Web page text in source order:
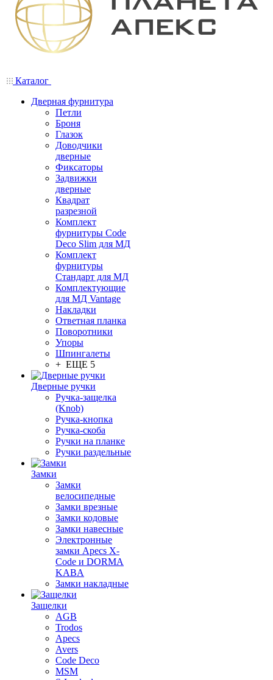
Каталог
Дверная фурнитура
Петли
Броня
Глазок
Доводчики
дверные
Фиксаторы
Задвижки
дверные
Квадрат
разрезной
Комплект
фурнитуры Code
Deco Slim для МД
Комплект
фурнитуры
Стандарт для МД
Комплектующие
для МД Vantage
Накладки
Ответная планка
Поворотники
Упоры
Шпингалеты
+ ЕЩЕ 5
Дверные ручки
Ручка-защелка
(Knob)
Ручка-кнопка
Ручка-скоба
Ручки на планке
Ручки раздельные
Замки
Замки
велосипедные
Замки врезные
Замки кодовые
Замки навесные
Электронные
замки Apecs X-
Code и DORMA
KABA
Замки накладные
Защелки
AGB
Trodos
Apecs
Avers
Code Deco
MSM